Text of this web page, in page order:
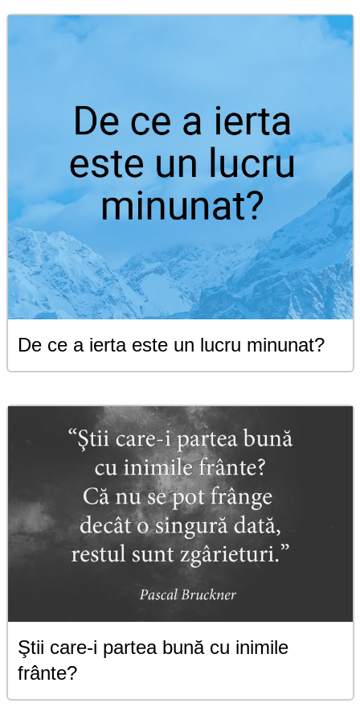
De ce a ierta este un lucru minunat?
Ştii care-i partea bună cu inimile
frânte?